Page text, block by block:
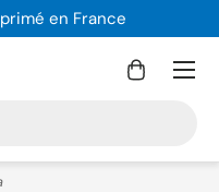
en France
Panier
Menu